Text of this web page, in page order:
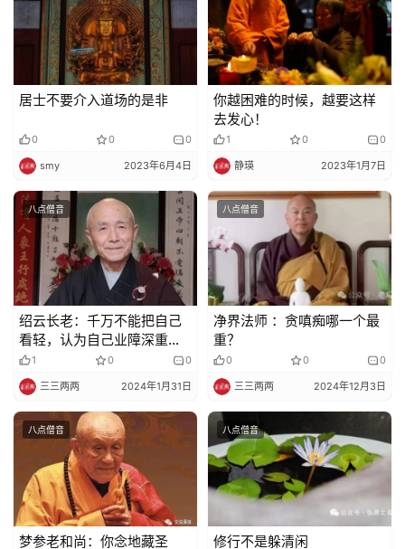
居士不要介入道场的是非
0 0 0
smy 2023年6月4日
你越困难的时候，越要这样
去发心！
1 0 0
静瑛 2023年1月7日
八点僧音
绍云长老：千万不能把自己
看轻，认为自己业障深重、
善根浅薄，这都是妄想执着
1 0 0
三三两两 2024年1月31日
八点僧音
净界法师 ：贪嗔痴哪一个最
重？
0 0 0
三三两两 2024年12月3日
八点僧音
梦参老和尚：你念地藏圣
八点僧音
修行不是躲清闲